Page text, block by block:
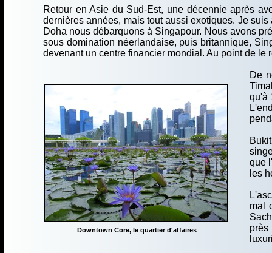
Retour en Asie du Sud-Est, une décennie après
dernières années, mais tout aussi exotiques. Je
Doha nous débarquons à Singapour. Nous avons
sous domination néerlandaise, puis britannique,
devenant un centre financier mondial. Au point de
Downtown Core, le quartier d'affaires
mal
près
De
qu'à
que
les